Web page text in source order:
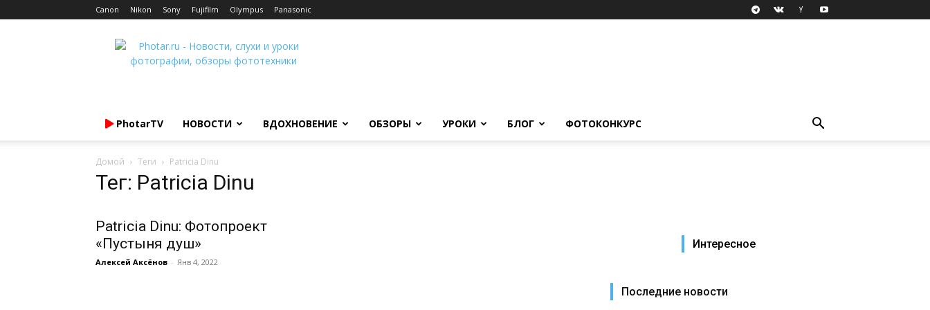
Canon Nikon Sony Fujifilm Olympus Panasonic
Photar.ru
PhotarTV НОВОСТИ ВДОХНОВЕНИЕ ОБЗОРЫ УРОКИ БЛОГ ФОТОКОНКУРС
Домой Теги Patricia Dinu
Тег: Patricia Dinu
Patricia Dinu: Фотопроект
«Пустыня душ»
Алексей Аксёнов - Янв 4, 2022
Интересное
Последние новости